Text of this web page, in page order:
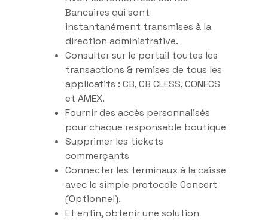
Bancaires qui sont
instantanément transmises à la
direction administrative.
Consulter sur le portail toutes les
transactions & remises de tous les
applicatifs : CB, CB CLESS, CONECS
et AMEX.
Fournir des accès personnalisés
pour chaque responsable boutique
Supprimer les tickets
commerçants
Connecter les terminaux à la caisse
avec le simple protocole Concert
(Optionnel).
Et enfin, obtenir une solution